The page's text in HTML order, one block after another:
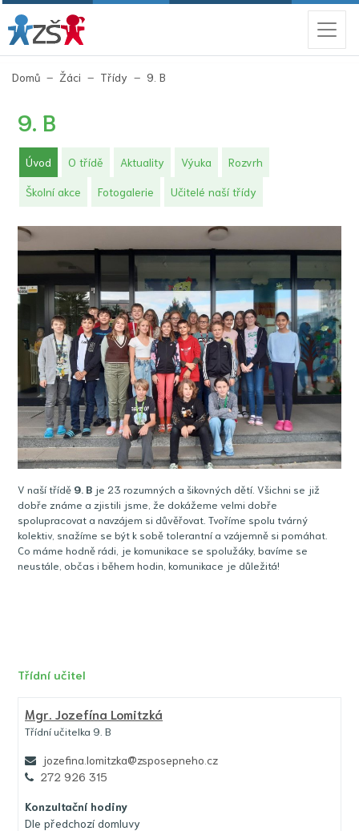
Domů Žáci Třídy 9. B
9. B
Úvod (aktuální)
O třídě Aktuality Výuka Rozvrh
Školní akce Fotogalerie Učitelé naší třídy
V naší třídě 9 . B je 23 rozumných a šikovných dětí. Všichni se již
dobře známe a zjistili jsme, že dokážeme velmi dobře
spolupracovat a navzájem si důvěřovat. Tvoříme spolu tvárný
kolektiv, snažíme se být k sobě tolerantní a vzájemně si pomáhat.
Co máme hodně rádi, je komunikace se spolužáky, bavíme se
neustále, občas i během hodin, komunikace je důležitá!
Třídní učitel
Mgr. Jozefína Lomitzká
Třídní učitelka 9. B
jozefina.lomitzka@zsposepneho.cz
272 926 315
Konzultační hodiny
Dle předchozí domluvy